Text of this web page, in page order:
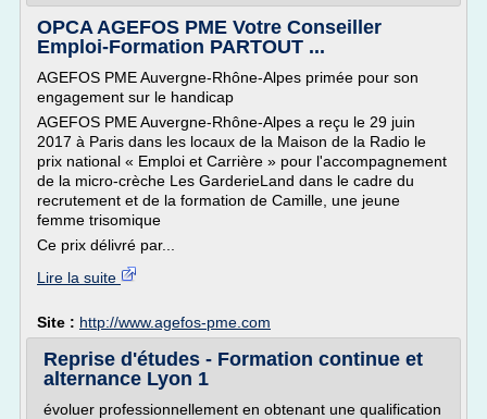
OPCA AGEFOS PME Votre Conseiller
Emploi-Formation PARTOUT ...
AGEFOS PME Auvergne-Rhône-Alpes primée pour son
engagement sur le handicap
AGEFOS PME Auvergne-Rhône-Alpes a reçu le 29 juin
2017 à Paris dans les locaux de la Maison de la Radio le
prix national « Emploi et Carrière » pour l'accompagnement
de la micro-crèche Les GarderieLand dans le cadre du
recrutement et de la formation de Camille, une jeune
femme trisomique
Ce prix délivré par...
Lire la suite
Site : http://www.agefos-pme.com
Reprise d'études - Formation continue et
alternance Lyon 1
évoluer professionnellement en obtenant une qualification